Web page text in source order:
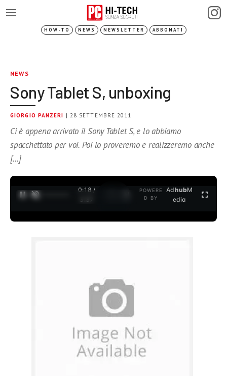
HOW-TO NEWS NEWSLETTER ABBONATI
NEWS
Sony Tablet S, unboxing
GIORGIO PANZERI | 28 SETTEMBRE 2011
Ci è appena arrivato il Sony Tablet S, e lo abbiamo
spacchettato per voi. Poi lo proveremo e realizzeremo anche
[…]
0:18 /
3:37
POWERE
D BY
AdhubM
edia